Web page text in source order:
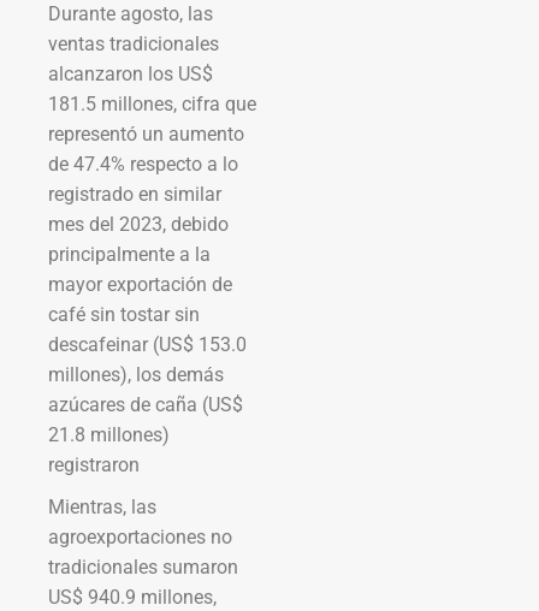
Durante agosto, las
ventas tradicionales
alcanzaron los US$
181.5 millones, cifra que
representó un aumento
de 47.4% respecto a lo
registrado en similar
mes del 2023, debido
principalmente a la
mayor exportación de
café sin tostar sin
descafeinar (US$ 153.0
millones), los demás
azúcares de caña (US$
21.8 millones)
registraron
Mientras, las
agroexportaciones no
tradicionales sumaron
US$ 940.9 millones,